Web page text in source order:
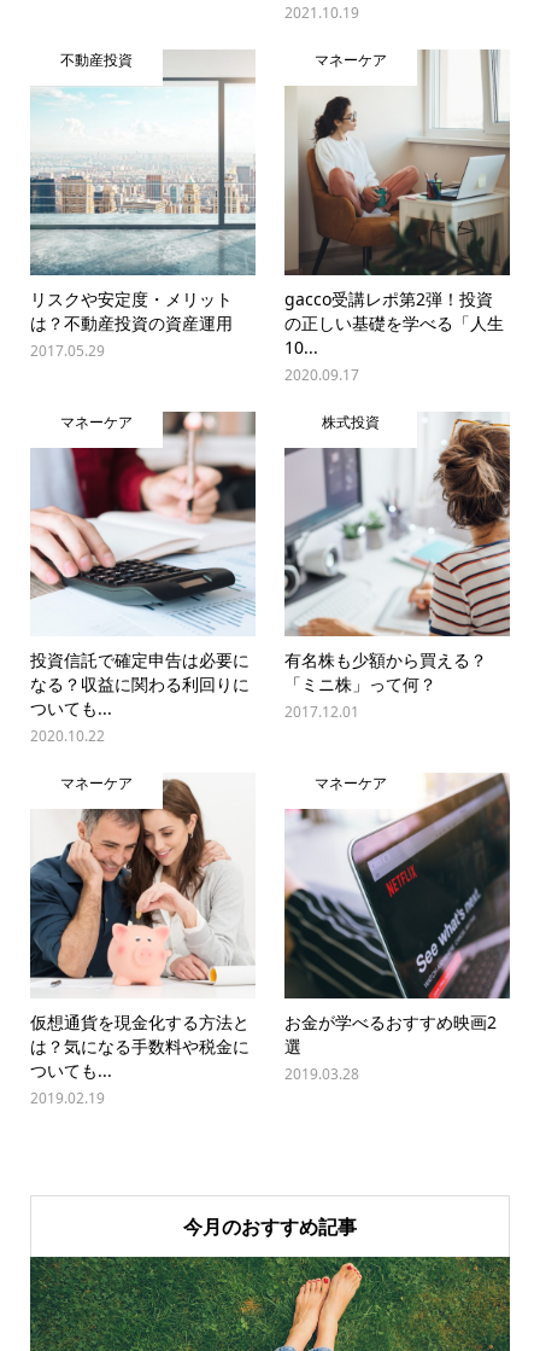
2021.10.19
不動産投資
リスクや安定度・メリット
は？不動産投資の資産運用
2017.05.29
マネーケア
gacco受講レポ第2弾！投資
の正しい基礎を学べる「人生
10...
2020.09.17
マネーケア
投資信託で確定申告は必要に
なる？収益に関わる利回りに
ついても...
2020.10.22
株式投資
有名株も少額から買える？
「ミニ株」って何？
2017.12.01
マネーケア
仮想通貨を現金化する方法と
は？気になる手数料や税金に
ついても...
2019.02.19
マネーケア
お金が学べるおすすめ映画2
選
2019.03.28
今月のおすすめ記事